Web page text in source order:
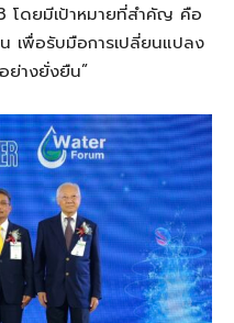
โดยมีเป้าหมายที่สำคัญ คือ
เพื่อรับมือการเปลี่ยนแปลง
ย่างยั่งยืน”